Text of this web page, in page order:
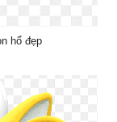
hổ đẹp